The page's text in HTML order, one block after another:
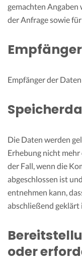
gemachten Angaben
der Anfrage sowie
Empfänger der
Die Daten werden
Erhebung nicht
der Fall, wenn die
abgeschlossen ist
entnehmen kann,
abschließend geklärt
oder